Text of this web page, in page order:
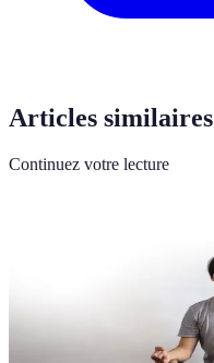
Articles similaires
Continuez votre lecture